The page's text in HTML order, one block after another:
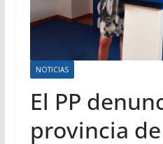
NOTICIAS
El PP
provincia